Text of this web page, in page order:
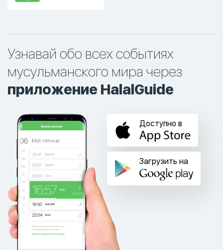
Узнавай обо всех событиях
мусульманского мира через
приложение HalalGuide
Доступно в
Загрузить на